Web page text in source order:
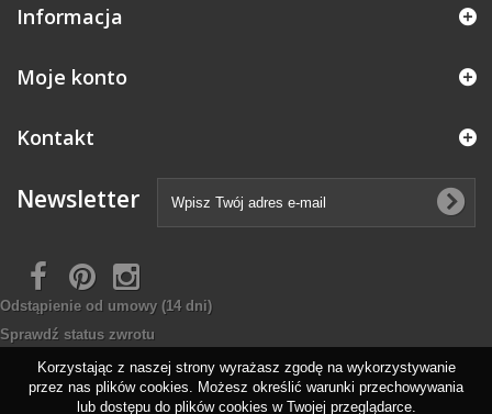
Informacja
Moje konto
Kontakt
Newsletter
Korzystając z naszej strony wyrażasz zgodę na wykorzystywanie
przez nas plików cookies. Możesz określić warunki przechowywania
lub dostępu do plików cookies w Twojej przeglądarce.
Odstąpienie od umowy (14 dni)
Sprawdź status zwrotu